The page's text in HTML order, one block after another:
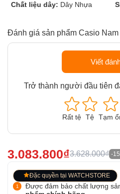
Chất liệu dây: Dây Nhựa
Đánh giá sản phẩm Casio
Viết
Trở thành người đầu tiên
Rất tệ Tệ Tạm
3.083.800₫3.628.000₫ -
Đặc quyền tại WATCHSTORE
Được đảm bảo chất lượng